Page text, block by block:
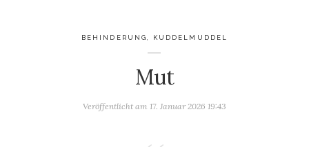
BEHINDERUNG, KUDDELMUDDEL
Mut
Veröffentlicht am 17. Januar 2026 19:43